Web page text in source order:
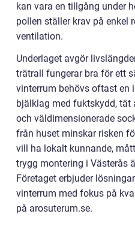
kan vara en tillgång under
pollen ställer krav på enkel
ventilation.
Underlaget avgör
trätrall fungerar bra för ett
vinterrum behövs oftast en
bjälklag med fuktskydd,
och väldimensionerade
från huset minskar risken
vill ha lokalt kunnande,
trygg montering i Västerås
Företaget erbjuder
vinterrum med fokus på
på arosuterum.se.